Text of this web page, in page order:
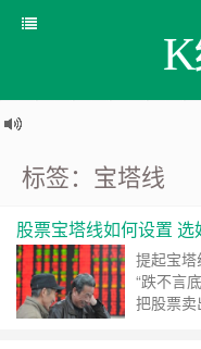
标签：宝塔线
股票宝塔线如何设置
提起宝塔
“跌不言
把股票